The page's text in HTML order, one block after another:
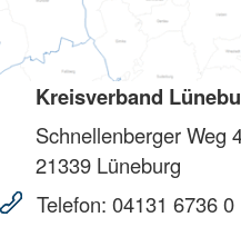
Kreisverband
Schnellenberger Weg
21339 Lüneburg
Telefon: 04131 6736 0